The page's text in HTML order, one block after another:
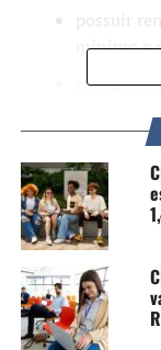
possuir
mínimo e
contar
médio,
Conforme o TAC,
mensal, durante
distribuição será
família
serem
Unisuper,